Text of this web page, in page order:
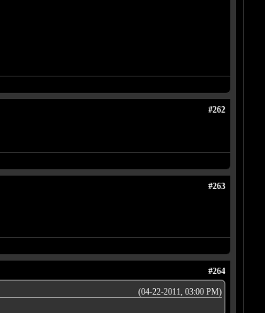
#262
#263
#264
(04-22-2011, 03:00 PM)